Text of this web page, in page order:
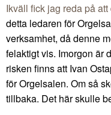
Ikväll fick jag reda på
detta ledaren för
verksamhet, då denne
felaktigt vis. Imorgon är
risken finns att Ivan
för Orgelsalen. Om så
tillbaka. Det här skulle